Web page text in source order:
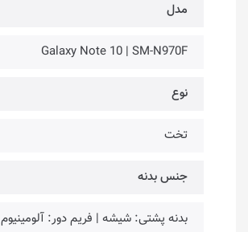
مدل
Galaxy Note 10 | SM-N970F
نوع
تخت
جنس بدنه
بدنه پشتی: شیشه | فریم دور: آلومینیوم